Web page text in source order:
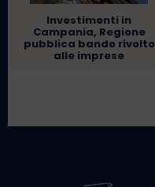
Investimenti in
Campania, Regione
pubblica bando rivolto
alle imprese